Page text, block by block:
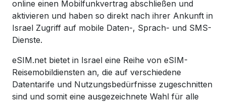
online einen Mobilfunkvertrag abschließen und
aktivieren und haben so direkt nach ihrer Ankunft in
Israel Zugriff auf mobile Daten-, Sprach- und SMS-
Dienste.
eSIM.net bietet in Israel eine Reihe von eSIM-
Reisemobildiensten an, die auf verschiedene
Datentarife und Nutzungsbedürfnisse zugeschnitten
sind und somit eine ausgezeichnete Wahl für alle